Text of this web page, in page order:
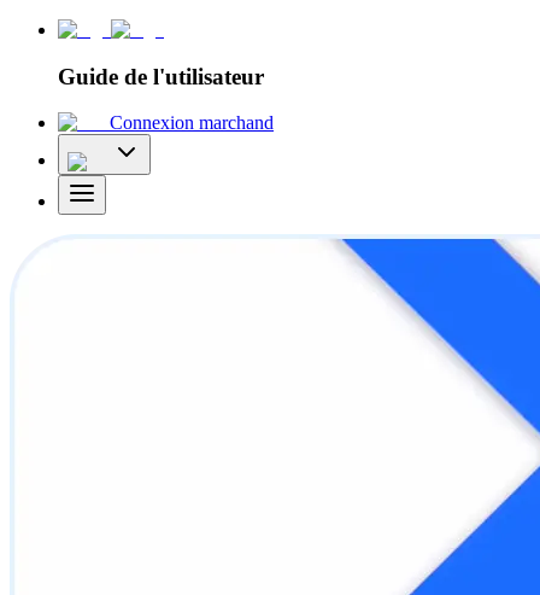
Guide de l'utilisateur
Connexion marchand